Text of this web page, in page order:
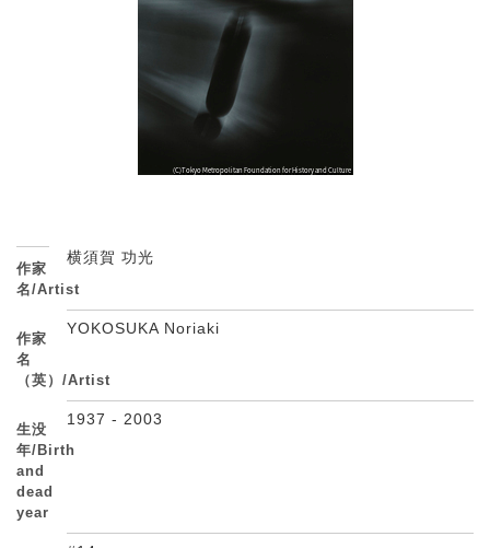
作家
名/Artist
横須賀 功光
作家
名
（英）/Artist
YOKOSUKA Noriaki
生没
年/Birth
and
dead
year
1937 - 2003